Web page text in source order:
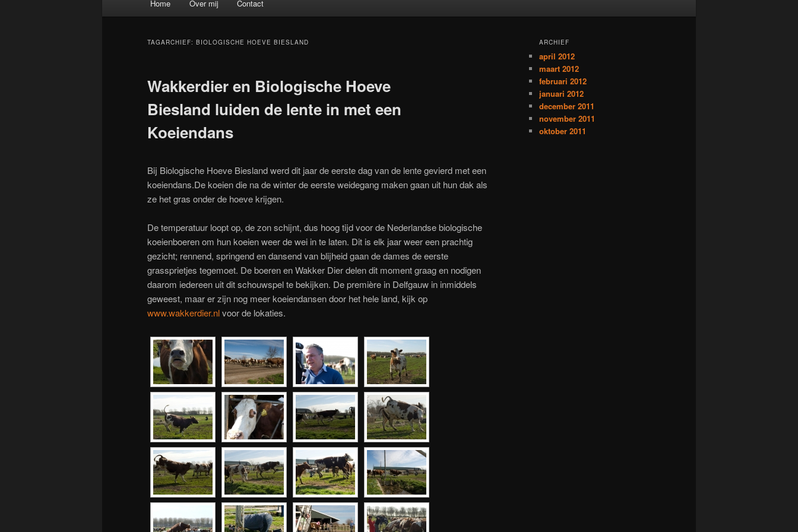
Spring naar de primaire inhoud
Spring naar de secundaire inhoud
Home Over mij Contact
TAGARCHIEF: BIOLOGISCHE HOEVE BIESLAND
Wakkerdier en Biologische Hoeve
Biesland luiden de lente in met een
Koeiendans
Bij Biologische Hoeve Biesland werd dit jaar de eerste dag van de lente gevierd met een
koeiendans.De koeien die na de winter de eerste weidegang maken gaan uit hun dak als
ze het gras onder de hoeve krijgen.
De temperatuur loopt op, de zon schijnt, dus hoog tijd voor de Nederlandse biologische
koeienboeren om hun koeien weer de wei in te laten. Dit is elk jaar weer een prachtig
gezicht; rennend, springend en dansend van blijheid gaan de dames de eerste
grassprietjes tegemoet. De boeren en Wakker Dier delen dit moment graag en nodigen
daarom iedereen uit dit schouwspel te bekijken. De première in Delfgauw in inmiddels
geweest, maar er zijn nog meer koeiendansen door het hele land, kijk op
www.wakkerdier.nlvoor de lokaties.
ARCHIEF
april 2012
maart 2012
februari 2012
januari 2012
december 2011
november 2011
oktober 2011